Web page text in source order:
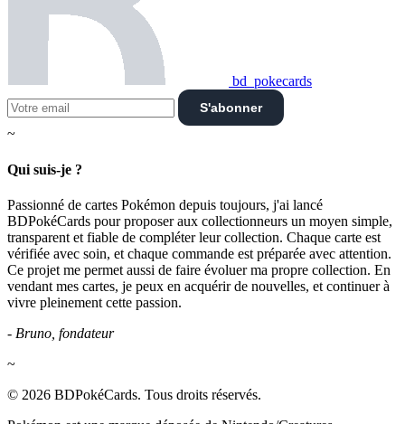
bd_pokecards
S'abonner
~
Qui suis-je ?
Passionné de cartes Pokémon depuis toujours, j'ai lancé
BDPokéCards pour proposer aux collectionneurs un moyen simple,
transparent et fiable de compléter leur collection. Chaque carte est
vérifiée avec soin, et chaque commande est préparée avec attention.
Ce projet me permet aussi de faire évoluer ma propre collection. En
vendant mes cartes, je peux en acquérir de nouvelles, et continuer à
vivre pleinement cette passion.
- Bruno, fondateur
~
© 2026 BDPokéCards. Tous droits réservés.